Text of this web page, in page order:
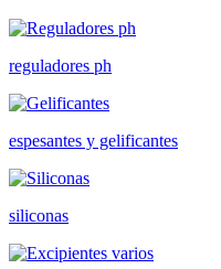
reguladores ph
espesantes y gelificantes
siliconas